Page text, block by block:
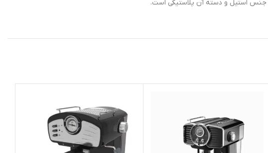
جنس استیل و دسته آن پلاستیکی است.